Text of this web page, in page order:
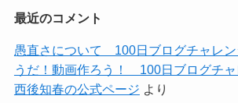
最近のコメント
愚直さについて 100日ブログチャレン
うだ！動画作ろう！ 100日ブログチャ
西後知春の公式ページ より